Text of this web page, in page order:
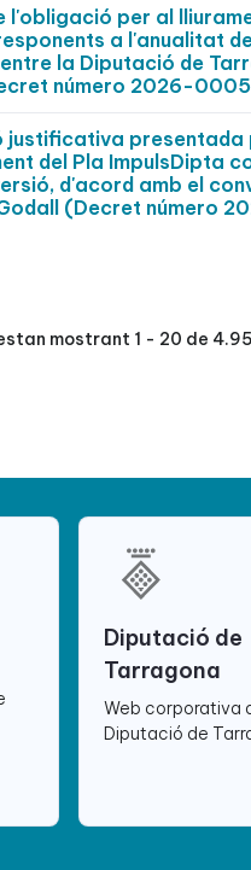
l'obligació per al
a l'anualitat
la Diputació de
número 2026-
justificativa presentada
del Pla ImpulsDipta
d'acord amb el
(Decret número
mostrant 1 - 20 de
Diputació de
Tarragona
Web corporativa
Diputació de